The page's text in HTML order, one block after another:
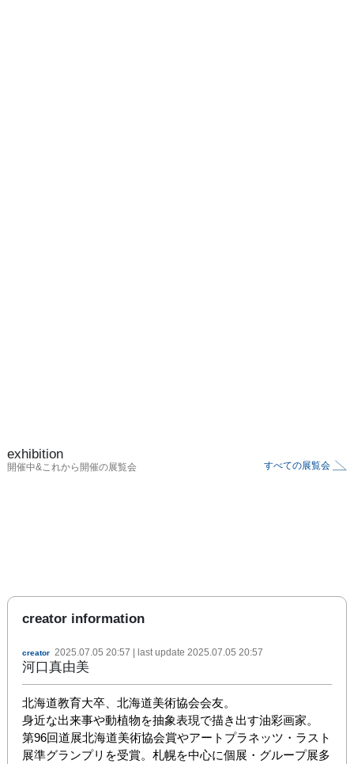
exhibition
開催中&これから開催の展覧会 すべての展覧会
creator information
creator 2025.07.05 20:57 | last update 2025.07.05 20:57
河口真由美
北海道教育大卒、北海道美術協会会友。
身近な出来事や動植物を抽象表現で描き出す油彩画家。
第96回道展北海道美術協会賞やアートプラネッツ・ラスト
展準グランプリを受賞。札幌を中心に個展・グループ展多